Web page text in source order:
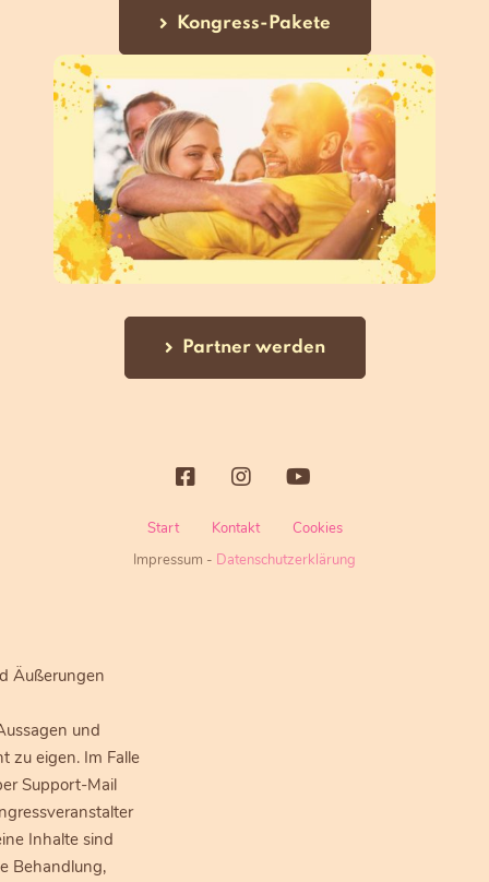
Kongress-Pakete
Partner werden
Start Kontakt
Cookies
Impressum - Datenschutzerklärung
Äußerungen
und
zu eigen. Im Falle
Support-Mail
Inhalte sind
Behandlung,